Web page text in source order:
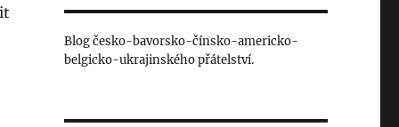
Blog česko-bavorsko-čínsko-americko-
belgicko-ukrajinského přátelství.